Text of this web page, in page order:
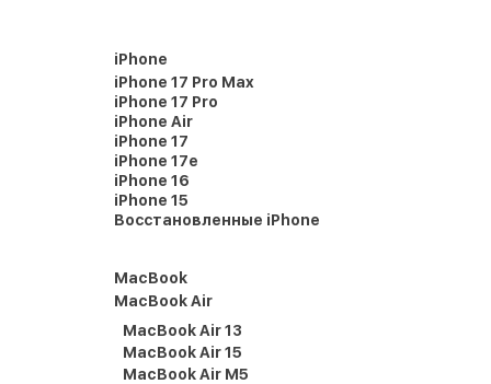
iPhone
iPhone 17 Pro Max
iPhone 17 Pro
iPhone Air
iPhone 17
iPhone 17e
iPhone 16
iPhone 15
Восстановленные iPhone
MacBook
MacBook Air
MacBook Air 13
MacBook Air 15
MacBook Air M5